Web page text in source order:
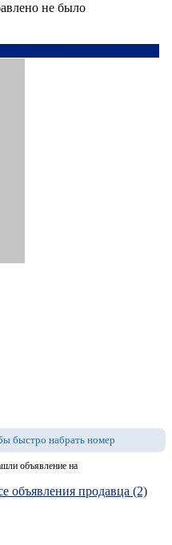
не было
быстро набрать номер
объявление на
объявления продавца (2)